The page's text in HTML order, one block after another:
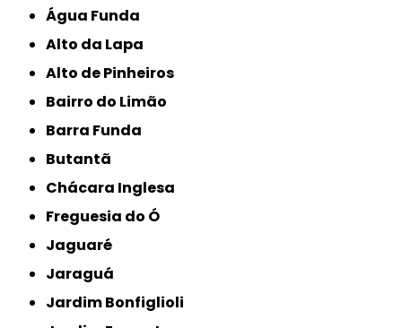
Água Funda
Alto da Lapa
Alto de Pinheiros
Bairro do Limão
Barra Funda
Butantã
Chácara Inglesa
Freguesia do Ó
Jaguaré
Jaraguá
Jardim Bonfiglioli